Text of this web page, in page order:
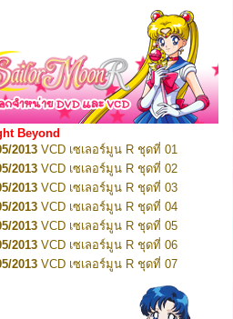
VCD เซเลอร์มูน ชุดที่ 08
VCD เซเลอร์มูน ชุดที่ 09
VCD เซเลอร์มูน ชุดที่ 10
2012VCD เซเลอร์มูน ชุดที่ 11
2012VCD เซเลอร์มูน ชุดที่ 12
2012VCD เซเลอร์มูน ชุดที่ 13
2012VCD เซเลอร์มูน ชุดที่ 14
2012 VCD เซเลอร์มูน ชุดที่ 15
VCD เซเลอร์มูน ชุดที่ 16
VCD เซเลอร์มูน ชุดที่ 17
VCD เซเลอร์มูน ชุดที่ 18
VCD เซเลอร์มูน ชุดที่ 19
VCD เซเลอร์มูน ชุดที่ 20
VCD เซเลอร์มูน ชุดที่ 21
VCD เซเลอร์มูน ชุดที่ 22
VCD เซเลอร์มูน ชุดที่ 23
DVD เซเลอร์มูน ชุดที่ 01
Beyond
2013 VCD เซเลอร์มูน R ชุดที่ 01
2013 VCD เซเลอร์มูน R ชุดที่ 02
2013 VCD เซเลอร์มูน R ชุดที่ 03
2013 VCD เซเลอร์มูน R ชุดที่ 04
2013 VCD เซเลอร์มูน R ชุดที่ 05
2013 VCD เซเลอร์มูน R ชุดที่ 06
2013 VCD เซเลอร์มูน R ชุดที่ 07
VCD เซเลอร์มูน R ชุดที่ 08
VCD เซเลอร์มูน R ชุดที่ 09